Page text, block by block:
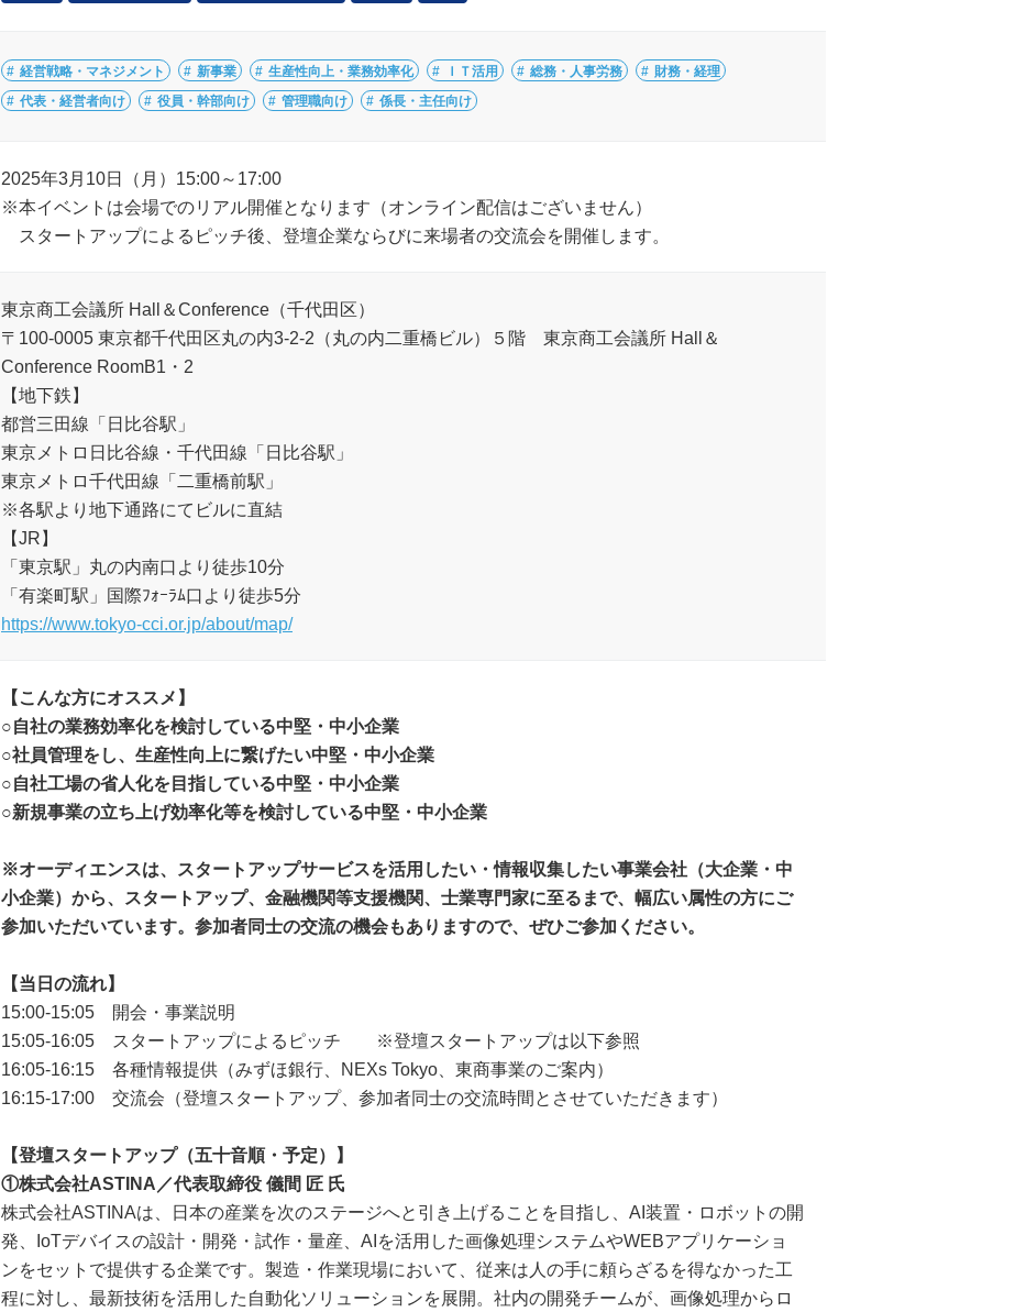
経営戦略・マネジメント 新事業 生産性向上・業務効率化 ＩＴ活用 総務・人事労務 財務・経理
代表・経営者向け 役員・幹部向け 管理職向け 係長・主任向け
2025年3月10日（月）15:00～17:00
※本イベントは会場でのリアル開催となります（オンライン配信はございません）
スタートアップによるピッチ後、登壇企業ならびに来場者の交流会を開催します。
東京商工会議所 Hall＆Conference（千代田区）
〒100-0005 東京都千代田区丸の内3-2-2（丸の内二重橋ビル）５階 東京商工会議所 Hall＆
Conference RoomB1・2
【地下鉄】
都営三田線「日比谷駅」
東京メトロ日比谷線・千代田線「日比谷駅」
東京メトロ千代田線「二重橋前駅」
※各駅より地下通路にてビルに直結
【JR】
「東京駅」丸の内南口より徒歩10分
「有楽町駅」国際ﾌｫｰﾗﾑ口より徒歩5分
https://www.tokyo-cci.or.jp/about/map/
【こんな方にオススメ】
○自社の業務効率化を検討している中堅・中小企業
○社員管理をし、生産性向上に繋げたい中堅・中小企業
○自社工場の省人化を目指している中堅・中小企業
○新規事業の立ち上げ効率化等を検討している中堅・中小企業
※オーディエンスは、スタートアップサービスを活用したい・情報収集したい事業会社（大企業・中
小企業）から、スタートアップ、金融機関等支援機関、士業専門家に至るまで、幅広い属性の方にご
参加いただいています。参加者同士の交流の機会もありますので、ぜひご参加ください。
【当日の流れ】
15:00-15:05 開会・事業説明
15:05-16:05 スタートアップによるピッチ ※登壇スタートアップは以下参照
16:05-16:15 各種情報提供（みずほ銀行、NEXs Tokyo、東商事業のご案内）
16:15-17:00 交流会（登壇スタートアップ、参加者同士の交流時間とさせていただきます）
【登壇スタートアップ（五十音順・予定）】
①株式会社ASTINA／代表取締役 儀間 匠 氏
株式会社ASTINAは、日本の産業を次のステージへと引き上げることを目指し、AI装置・ロボットの開
発、IoTデバイスの設計・開発・試作・量産、AIを活用した画像処理システムやWEBアプリケーショ
ンをセットで提供する企業です。製造・作業現場において、従来は人の手に頼らざるを得なかった工
程に対し、最新技術を活用した自動化ソリューションを展開。社内の開発チームが、画像処理からロ